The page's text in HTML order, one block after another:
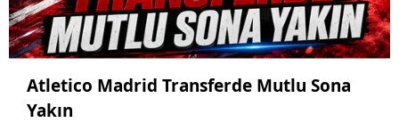
Atletico Madrid Transferde Mutlu Sona
Yakın